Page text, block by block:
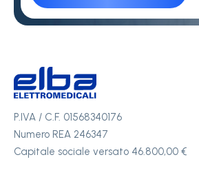
P.IVA / C.F. 01568340176
Numero REA 246347
Capitale sociale versato 46.800,00 €